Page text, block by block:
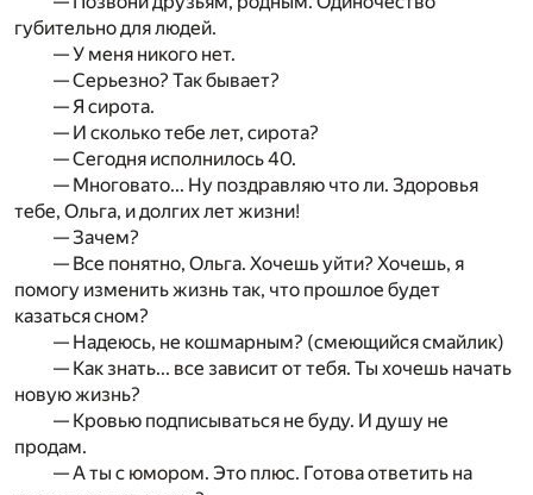
губительно для людей.
— У меня никого нет.
— Серьезно? Так бывает?
— Я сирота.
— И сколько тебе лет, сирота?
— Сегодня исполнилось 40.
— Многовато... Ну поздравляю что ли. Здоровья
тебе, Ольга, и долгих лет жизни!
— Зачем?
— Все понятно, Ольга. Хочешь уйти? Хочешь, я
помогу изменить жизнь так, что прошлое будет
казаться сном?
— Надеюсь, не кошмарным? (смеющийся смайлик)
— Как знать... все зависит от тебя. Ты хочешь начать
новую жизнь?
— Кровью подписываться не буду. И душу не
продам.
— А ты с юмором. Это плюс. Готова ответить на